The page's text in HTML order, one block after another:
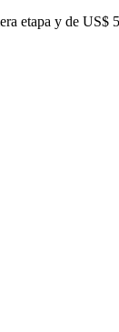
etapa y de US$